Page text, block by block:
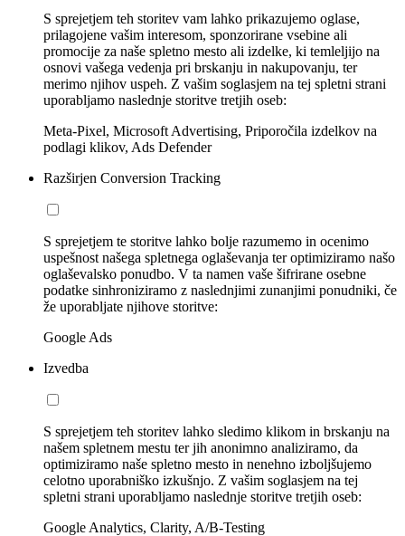
S sprejetjem teh storitev vam lahko prikazujemo oglase,
prilagojene vašim interesom, sponzorirane vsebine ali
promocije za naše spletno mesto ali izdelke, ki temleljijo na
osnovi vašega vedenja pri brskanju in nakupovanju, ter
merimo njihov uspeh. Z vašim soglasjem na tej spletni strani
uporabljamo naslednje storitve tretjih oseb:
Meta-Pixel, Microsoft Advertising, Priporočila izdelkov na
podlagi klikov, Ads Defender
Razširjen Conversion Tracking
S sprejetjem te storitve lahko bolje razumemo in ocenimo
uspešnost našega spletnega oglaševanja ter optimiziramo našo
oglaševalsko ponudbo. V ta namen vaše šifrirane osebne
podatke sinhroniziramo z naslednjimi zunanjimi ponudniki, če
že uporabljate njihove storitve:
Google Ads
Izvedba
S sprejetjem teh storitev lahko sledimo klikom in brskanju na
našem spletnem mestu ter jih anonimno analiziramo, da
optimiziramo naše spletno mesto in nenehno izboljšujemo
celotno uporabniško izkušnjo. Z vašim soglasjem na tej
spletni strani uporabljamo naslednje storitve tretjih oseb:
Google Analytics, Clarity, A/B-Testing